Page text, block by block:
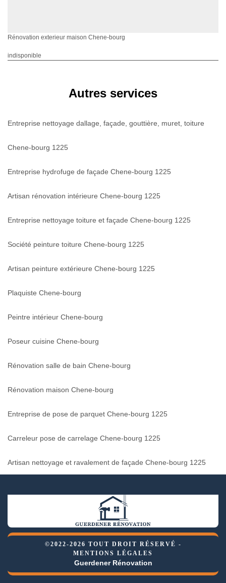
Rénovation exterieur maison Chene-bourg
indisponible
Autres services
Entreprise nettoyage dallage, façade, gouttière, muret, toiture
Chene-bourg 1225
Entreprise hydrofuge de façade Chene-bourg 1225
Artisan rénovation intérieure Chene-bourg 1225
Entreprise nettoyage toiture et façade Chene-bourg 1225
Société peinture toiture Chene-bourg 1225
Artisan peinture extérieure Chene-bourg 1225
Plaquiste Chene-bourg
Peintre intérieur Chene-bourg
Poseur cuisine Chene-bourg
Rénovation salle de bain Chene-bourg
Rénovation maison Chene-bourg
Entreprise de pose de parquet Chene-bourg 1225
Carreleur pose de carrelage Chene-bourg 1225
Artisan nettoyage et ravalement de façade Chene-bourg 1225
©2022-2026 TOUT DROIT RÉSERVÉ -
MENTIONS LÉGALES
Guerdener Rénovation